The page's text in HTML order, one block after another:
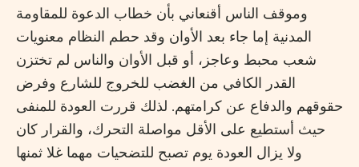
وموقف الناس أقنعاني بأن خطاب الدعوة للمقاومة
المدنية إما جاء بعد الأوان وقد حطم النظام معنويات
شعب محبط وعاجز، أو قبل الأوان والناس لم تختزن
القدر الكافي من الغضب للخروج للشارع وفرض
حقوقهم والدفاع عن كرامتهم. لذلك قررت العودة للمنفى
حيث أستطيع على الأقل مواصلة التحرك، والقرار كان
ولا يزال العودة يوم تصبح للتضحيات مهما غلا ثمنها